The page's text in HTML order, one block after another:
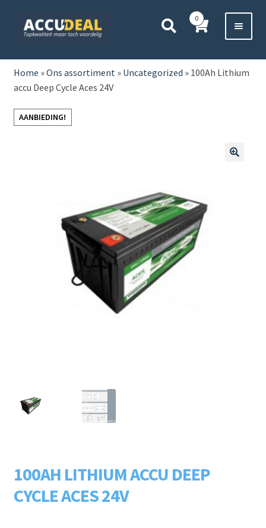
door
naar
direct
naar
HOME
AUTO
BOOT
VRACHTWAGEN
LADERS & ACCESSOIRES
Home »Ons assortiment» Uncategorized » 100Ah Lithium
accu Deep Cycle Aces 24V
AANBIEDING!
100AH LITHIUM ACCU DEEP
CYCLE ACES 24V
0